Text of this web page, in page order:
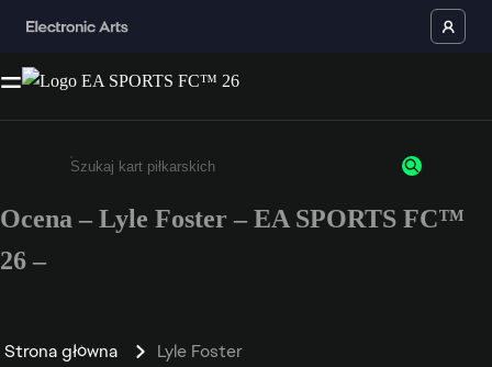
Wpisz co najmniej 3 znaki lub cyfry.
Ocena – Lyle Foster – EA SPORTS FC™
26 –
Strona główna Lyle Foster